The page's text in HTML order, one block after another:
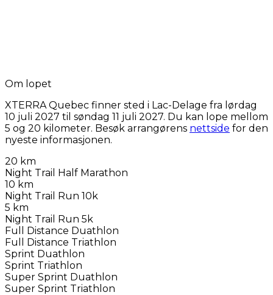
Om lopet
XTERRA Quebec finner sted i Lac-Delage fra lørdag
10 juli 2027 til søndag 11 juli 2027. Du kan lope mellom
5 og 20 kilometer. Besøk arrangørens nettside for den
nyeste informasjonen.
20 km
Night Trail Half Marathon
10 km
Night Trail Run 10k
5 km
Night Trail Run 5k
Full Distance Duathlon
Full Distance Triathlon
Sprint Duathlon
Sprint Triathlon
Super Sprint Duathlon
Super Sprint Triathlon